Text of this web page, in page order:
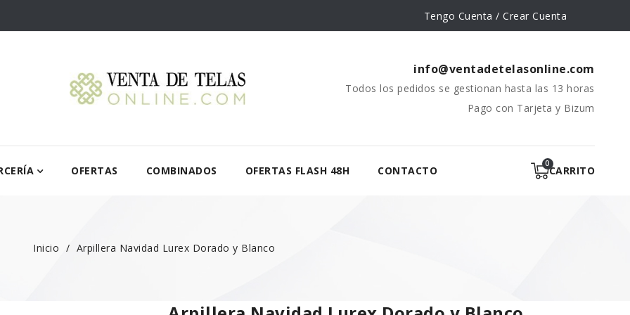
Tengo Cuenta / Crear Cuenta
info@ventadetelasonline.com
Todos los pedidos se gestionan hasta las 13 horas
Pago con Tarjeta y Bizum
OFERTAS COMBINADOS OFERTAS FLASH 48H CONTACTO CARRITO
Inicio Arpillera Navidad Lurex Dorado y Blanco